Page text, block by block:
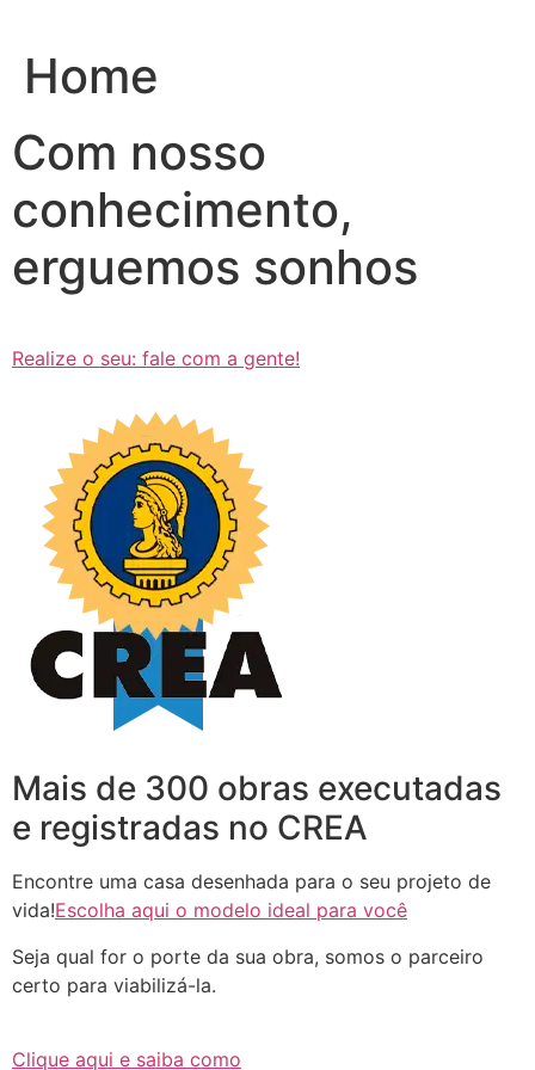
conteúdo
Home
Com nosso
conhecimento,
erguemos sonhos
Realize o seu: fale com a gente!
Mais de 300 obras executadas
e registradas no CREA
Encontre uma casa desenhada para o seu projeto de
vida!Escolha aqui o modelo ideal para você
Seja qual for o porte da sua obra, somos o parceiro
certo para viabilizá-la.
Clique aqui e saiba como